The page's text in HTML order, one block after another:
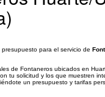
para el servicio de
de Fontaneros ubicados en
tu solicitud y los que muestren
un presupuesto y tarifas